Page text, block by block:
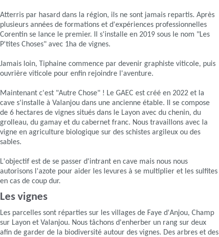
Atterris par hasard dans la région, ils ne sont jamais repartis. Après
plusieurs années de formations et d'expériences professionnelles
Corentin se lance le premier. Il s'installe en 2019 sous le nom "Les
P'tites Choses" avec 1ha de vignes.
Jamais loin, Tiphaine commence par devenir graphiste viticole, puis
ouvrière viticole pour enfin rejoindre l'aventure.
Maintenant c'est "Autre Chose" ! Le GAEC est créé en 2022 et la
cave s'installe à Valanjou dans une ancienne étable. Il se compose
de 6 hectares de vignes situés dans le Layon avec du chenin, du
grolleau, du gamay et du cabernet franc. Nous travaillons avec la
vigne en agriculture biologique sur des schistes argileux ou des
sables.
L'objectif est de se passer d'intrant en cave mais nous nous
autorisons l'azote pour aider les levures à se multiplier et les sulfites
en cas de coup dur.
Les vignes
Les parcelles sont réparties sur les villages de Faye d'Anjou, Champ
sur Layon et Valanjou. Nous tâchons d'enherber un rang sur deux
afin de garder de la biodiversité autour des vignes. Des arbres et des